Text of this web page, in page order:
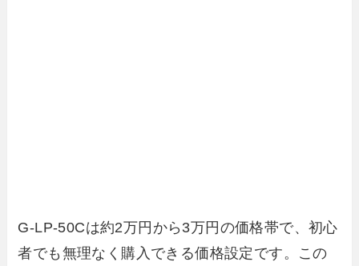
G-LP-50Cは約2万円から3万円の価格帯で、初心
者でも無理なく購入できる価格設定です。この